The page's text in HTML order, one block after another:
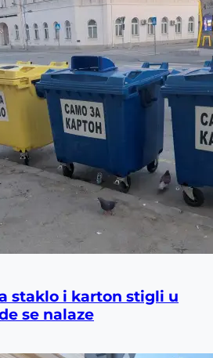
staklo i karton stigli u
se nalaze